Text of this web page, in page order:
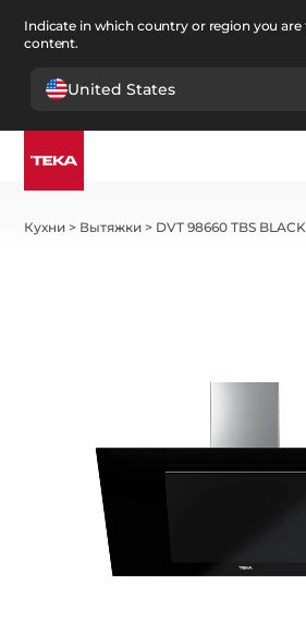
Indicate in which country or region you are
content.
United States
Кухни > Вытяжки > DVT 98660 TBS BLACK